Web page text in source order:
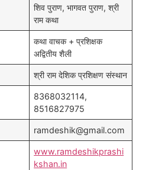
शिव पुराण, भागवत पुराण, श्री
राम कथा
कथा वाचक + प्रशिक्षक
अद्वितीय शैली
श्री राम देशिक प्रशिक्षण संस्थान
8368032114,
8516827975
ramdeshik@gmail.com
www.ramdeshikprashi
kshan.in